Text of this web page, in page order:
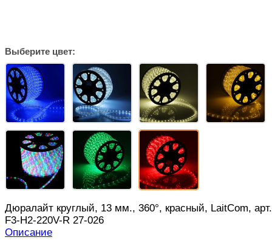
Выберите цвет:
Дюралайт круглый, 13 мм., 360°, красный, LaitCom, арт.
F3-H2-220V-R 27-026
Описание